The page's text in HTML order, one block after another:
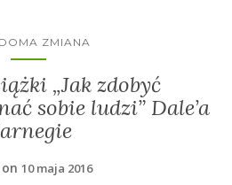
ZMIANA
„Jak zdobyć
sobie ludzi” Dale’a
10 maja 2016